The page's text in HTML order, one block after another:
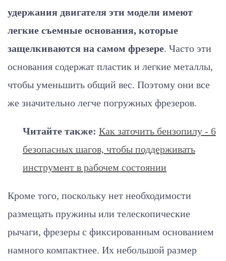
удержания двигателя эти модели имеют
легкие съемные основания, которые
защелкиваются на самом фрезере. Часто эти
основания содержат пластик и легкие металлы,
чтобы уменьшить общий вес. Поэтому они все
же значительно легче погружных фрезеров.
Читайте также: Как заточить бензопилу - 6
безопасных шагов, чтобы поддерживать
инструмент в рабочем состоянии
Кроме того, поскольку нет необходимости
размещать пружины или телескопические
рычаги, фрезеры с фиксированным основанием
намного компактнее. Их небольшой размер